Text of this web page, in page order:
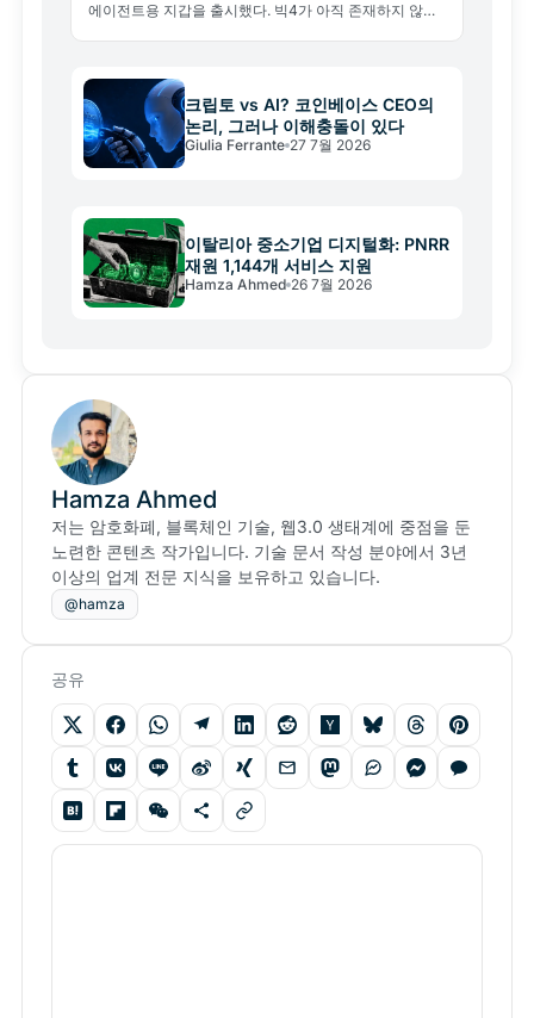
에이전트용 지갑을 출시했다. 빅4가 아직 존재하지 않는
크립토 vs AI? 코인베이스 CEO의
논리, 그러나 이해충돌이 있다
Giulia Ferrante 27 7월 2026
이탈리아 중소기업 디지털화: PNRR
재원 1,144개 서비스 지원
Hamza Ahmed 26 7월 2026
Hamza Ahmed
저는 암호화폐, 블록체인 기술, 웹3.0 생태계에 중점을 둔
노련한 콘텐츠 작가입니다. 기술 문서 작성 분야에서 3년
이상의 업계 전문 지식을 보유하고 있습니다.
@hamza
공유